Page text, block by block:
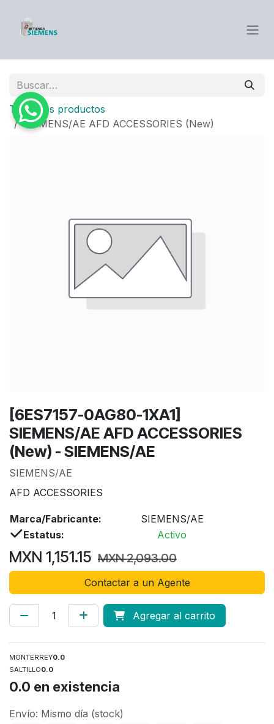
Todos los productos
SIEMENS/AE AFD ACCESSORIES (New)
[6ES7157-0AG80-1XA1]
SIEMENS/AE AFD ACCESSORIES
(New) - SIEMENS/AE
SIEMENS/AE
AFD ACCESSORIES
Marca/Fabricante:
SIEMENS/AE
Estatus:
Activo
MXN 1,151.15 MXN2,093.00
Contactar a un Agente
Agregar al carrito
MONTERREY0.0
SALTILLO0.0
0.0 en existencia
Envío: Mismo día (stock)